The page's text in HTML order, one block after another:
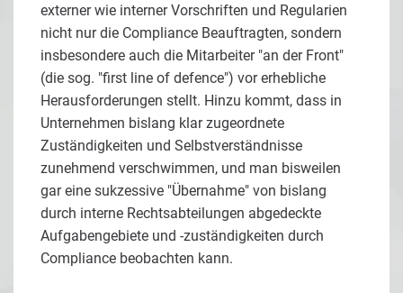
externer wie interner Vorschriften und Regularien
nicht nur die Compliance Beauftragten, sondern
insbesondere auch die Mitarbeiter "an der Front"
(die sog. "first line of defence") vor erhebliche
Herausforderungen stellt. Hinzu kommt, dass in
Unternehmen bislang klar zugeordnete
Zuständigkeiten und Selbstverständnisse
zunehmend verschwimmen, und man bisweilen
gar eine sukzessive "Übernahme" von bislang
durch interne Rechtsabteilungen abgedeckte
Aufgabengebiete und -zuständigkeiten durch
Compliance beobachten kann.